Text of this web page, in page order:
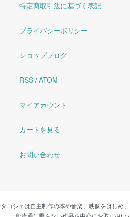
特定商取引法に基づく表記
プライバシーポリシー
ショップブログ
RSS / ATOM
マイアカウント
カートを見る
お問い合わせ
タコシェは自主制作の本や音楽、映像をはじめ
一般流通に乗らない作品を中心にお取り扱い